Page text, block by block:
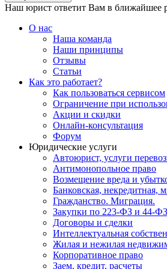
Наш юрист ответит Вам в ближайшее
О нас
Наша команда
Наши принципы
Отзывы
Статьи
Как это работает?
Как пользоваться сервисом
Ограничение при
Акции и скидки
Онлайн-консультация
Форум
Юридические услуги
Автоюрист, услуги
Антимонопольное право
Возмещение вреда и
Банковская, некредитная,
Гражданство. Миграция.
Закупки по 223-ФЗ и 44-ФЗ
Договоры и сделки
Интеллектуальная
Жилая и нежилая
Корпоративное право
Заем, кредит, расчеты